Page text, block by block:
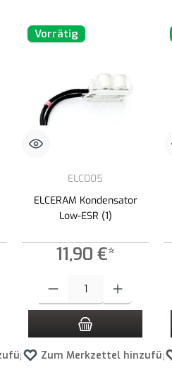
Vorrätig
ELC005
ELCERAM Kondensator
Low-ESR (1)
11,90 €*
Zum Merkzettel